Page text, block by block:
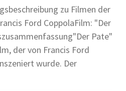
zu Filmen der
Ford CoppolaFilm: "Der
Pate"
der von Francis Ford
wurde. Der